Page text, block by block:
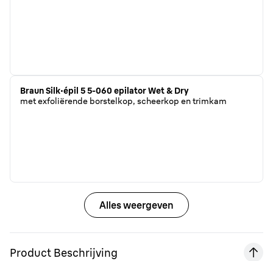
Braun Silk·épil 5 5-060 epilator Wet & Dry
met exfoliërende borstelkop, scheerkop en trimkam
Alles weergeven
Product Beschrijving